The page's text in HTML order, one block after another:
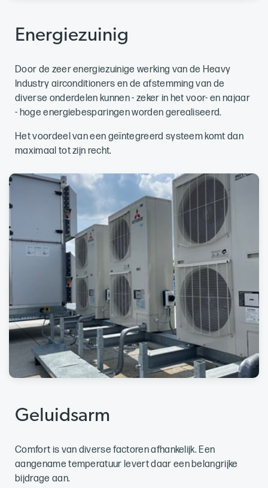
Energiezuinig
Door de zeer energiezuinige werking van de Heavy
Industry airconditioners en de afstemming van de
diverse onderdelen kunnen - zeker in het voor- en najaar
- hoge energiebesparingen worden gerealiseerd.
Het voordeel van een geïntegreerd systeem komt dan
maximaal tot zijn recht.
Geluidsarm
Comfort is van diverse factoren afhankelijk. Een
aangename temperatuur levert daar een belangrijke
bijdrage aan.